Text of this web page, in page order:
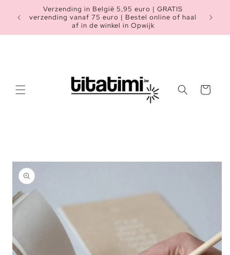
naar de
content
Verzending in België 5,95 euro | GRATIS
verzending vanaf 75 euro | Bestel online of haal
af in de winkel in Opwijk
Heb je
Winkelwagen
direct naar